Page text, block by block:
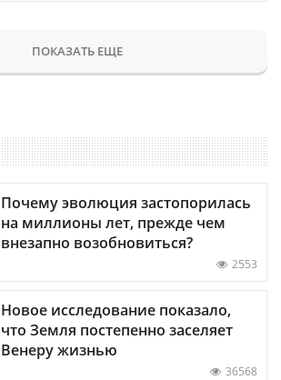
ПОКАЗАТЬ ЕЩЕ
Почему эволюция застопорилась
на миллионы лет, прежде чем
внезапно возобновиться?
2553
Новое исследование показало,
что Земля постепенно заселяет
Венеру жизнью
36568